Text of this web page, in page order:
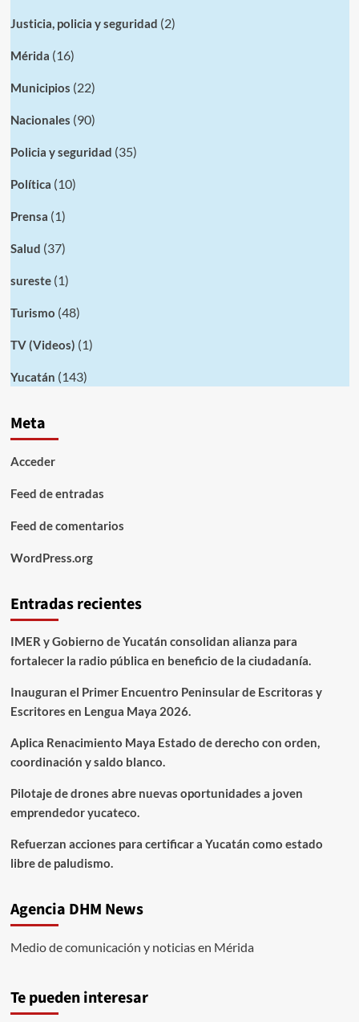
Justicia, policia y seguridad (2)
Mérida (16)
Municipios (22)
Nacionales (90)
Policia y seguridad (35)
Política (10)
Prensa (1)
Salud (37)
sureste(1)
Turismo (48)
TV (Videos) (1)
Yucatán (143)
Meta
Acceder
Feed de entradas
Feed de comentarios
WordPress.org
Entradas recientes
IMER y Gobierno de Yucatán consolidan alianza para
fortalecer la radio pública en beneficio de la ciudadanía.
Inauguran el Primer Encuentro Peninsular de Escritoras y
Escritores en Lengua Maya 2026.
Aplica Renacimiento Maya Estado de derecho con orden,
coordinación y saldo blanco.
Pilotaje de drones abre nuevas oportunidades a joven
emprendedor yucateco.
Refuerzan acciones para certificar a Yucatán como estado
libre de paludismo.
Agencia DHM News
Medio de comunicación y noticias en Mérida
Te pueden interesar